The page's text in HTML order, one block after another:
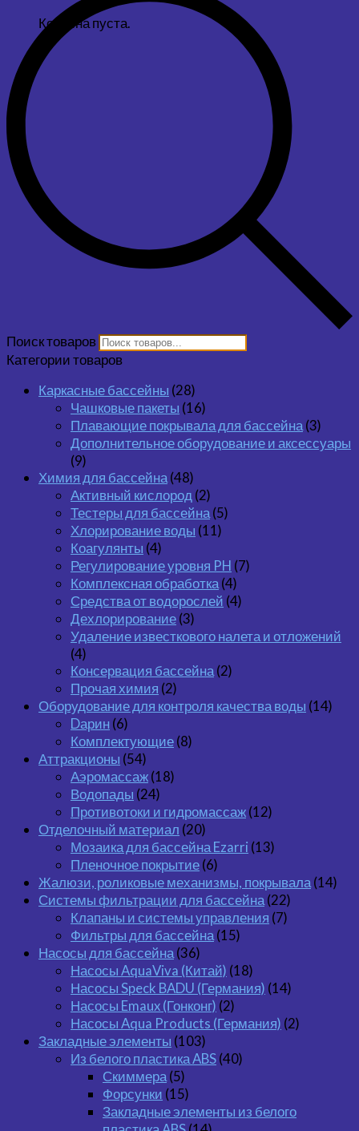
Корзина пуста.
Поиск товаров
Категории товаров
Каркасные бассейны (28)
Чашковые пакеты (16)
Плавающие покрывала для бассейна(3)
Дополнительное оборудование и аксессуары
(9)
Химия для бассейна(48)
Активный кислород(2)
Тестеры для бассейна(5)
Хлорирование воды (11)
Коагулянты (4)
Регулирование уровня PH (7)
Комплексная обработка(4)
Средства от водорослей (4)
Дехлорирование(3)
Удаление известкового налета и отложений
(4)
Консервация бассейна(2)
Прочая химия (2)
Оборудование для контроля качества воды (14)
Dарин(6)
Комплектующие(8)
Аттракционы (54)
Аэромассаж(18)
Водопады (24)
Противотоки и гидромассаж(12)
Отделочный материал (20)
Мозаика для бассейна Ezarri (13)
Пленочное покрытие(6)
Жалюзи, роликовые механизмы, покрывала(14)
Системы фильтрации для бассейна(22)
Клапаны и системы управления (7)
Фильтры для бассейна(15)
Насосы для бассейна(36)
Насосы AquaViva (Китай) (18)
Насосы Speck BADU (Германия) (14)
Насосы Emaux (Гонконг) (2)
Насосы Aqua Products (Германия) (2)
Закладные элементы (103)
Из белого пластика ABS(40)
Скиммера(5)
Форсунки (15)
Закладные элементы из белого